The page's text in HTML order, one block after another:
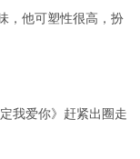
，他可塑性很高，扮
我爱你》赶紧出圈走